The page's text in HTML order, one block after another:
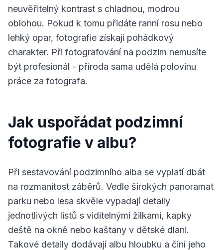
neuvěřitelný kontrast s chladnou, modrou
oblohou. Pokud k tomu přidáte ranní rosu nebo
lehký opar, fotografie získají pohádkový
charakter. Při fotografování na podzim nemusíte
být profesionál - příroda sama udělá polovinu
práce za fotografa.
Jak uspořádat podzimní
fotografie v albu?
Při sestavování podzimního alba se vyplatí dbát
na rozmanitost záběrů. Vedle širokých panoramat
parku nebo lesa skvěle vypadají detaily
jednotlivých listů s viditelnými žilkami, kapky
deště na okně nebo kaštany v dětské dlani.
Takové detaily dodávají albu hloubku a činí jeho